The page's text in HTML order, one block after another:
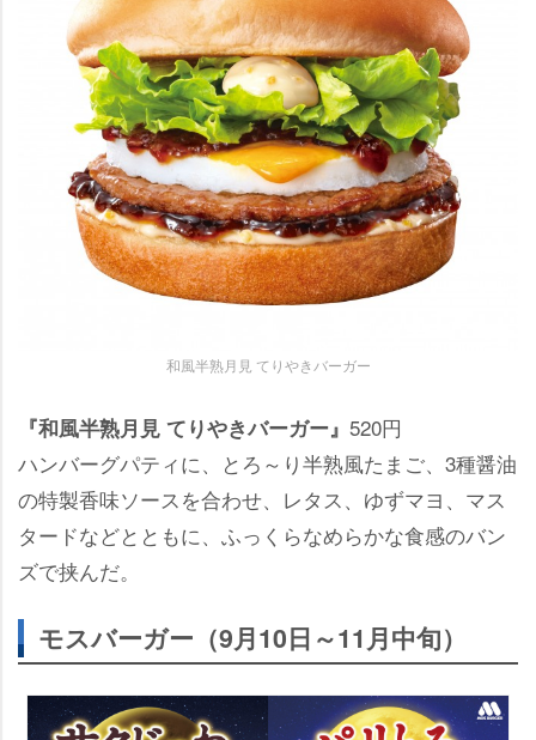
和風半熟月見 てりやきバーガー
『和風半熟月見 てりやきバーガー』 520円
ハンバーグパティに、とろ～り半熟風たまご、3種醤油
の特製香味ソースを合わせ、レタス、ゆずマヨ、マス
タードなどとともに、ふっくらなめらかな食感のバン
ズで挟んだ。
モスバーガー（9月10日～11月中旬）